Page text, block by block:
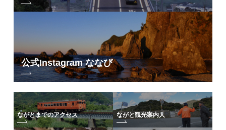
公式Instagram ななび
ながとまでのアクセス ながと観光案内人